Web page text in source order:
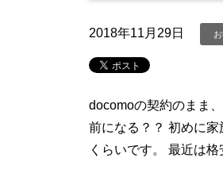
2018年11月29日
docomoの契約のまま
前になる？？ 初めに
くらいです。 最近は